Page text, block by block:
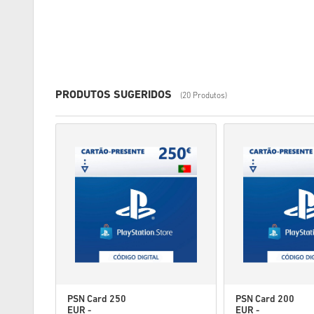
PRODUTOS SUGERIDOS (20 Produtos)
PSN Card 250
EUR -
PSN Card 200
EUR -